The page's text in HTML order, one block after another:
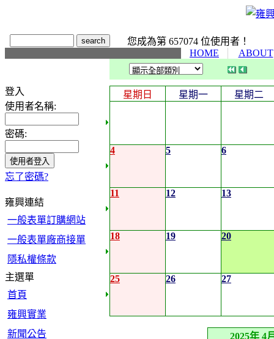
您成為第 657074 位使用者！
HOME
ABOUT
登入
使用者名稱:
密碼:
忘了密碼?
雍興連結
一般表單訂購網站
一般表單廠商接單
隱私權條款
主選單
首頁
雍興實業
新聞公告
星期日 星期一 星期二
4 5 6
11 12 13
18 19 20
25 26 27
2025年 4